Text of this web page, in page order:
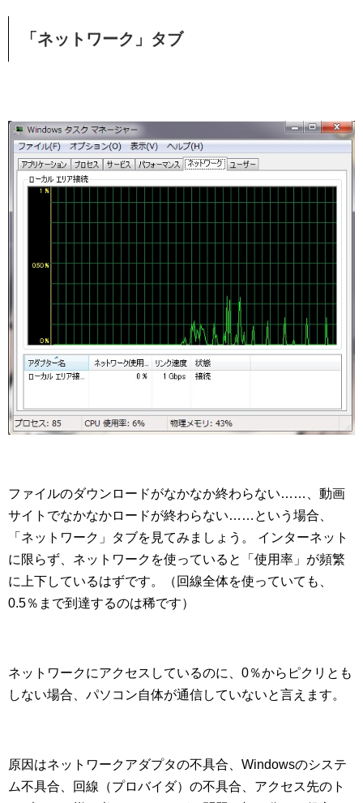
「ネットワーク」タブ
ファイルのダウンロードがなかなか終わらない……、動画
サイトでなかなかロードが終わらない……という場合、
「ネットワーク」タブを見てみましょう。 インターネット
に限らず、ネットワークを使っていると「使用率」が頻繁
に上下しているはずです。（回線全体を使っていても、
0.5％まで到達するのは稀です）
ネットワークにアクセスしているのに、0％からピクリとも
しない場合、パソコン自体が通信していないと言えます。
原因はネットワークアダプタの不具合、Windowsのシステ
ム不具合、回線（プロバイダ）の不具合、アクセス先のト